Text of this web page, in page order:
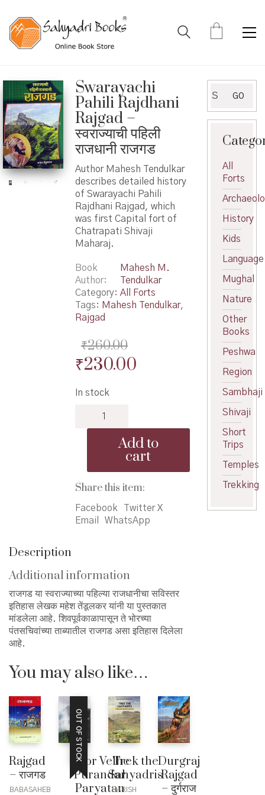
Swarayachi
Pahili Rajdhani
Rajgad –
स्वराज्याची पहिली
राजधानी राजगड
Author Mahesh Tendulkar
describes detailed history
of Swarayachi Pahili
Rajdhani Rajgad, which
was first Capital fort of
Chatrapati Shivaji
Maharaj.
Book
Author
Mahesh M.
Tendulkar
Category: All Forts
Tags: Mahesh Tendulkar,
Rajgad
₹260.00
Original
was:
₹260.00.
₹230.00Current
In stock
स्वराज्याची
पहिली
राजगड
quantity
Add to
cart
Share this item:
Facebook
Twitter X
Email
WhatsApp
Description
Additional information
राजगड या स्वराज्याच्या पहिल्या राजधानीचा सविस्तर
इतिहास लेखक महेश तेंडूलकर यांनी या पुस्तकात
मांडलेला आहे. शिवपूर्वकाळापासून ते भोरच्या
पंतसचिवांच्या ताब्यातील राजगड असा इतिहास दिलेला
आहे.
You may also like…
Rajgad
– राजगड
BABASAHEB
OUT OF STOCK
Bhor Velhe
Purandar
Paryatan
Trek the
Sahyadris
HARISH
Durgraj
Rajgad
– दुर्गराज
for:
GO
All
Forts
History
Kids
Language
Mughal
Nature
Other
Books
Peshwa
Region
Sambhaji
Shivaji
Short
Trips
Temples
Trekking